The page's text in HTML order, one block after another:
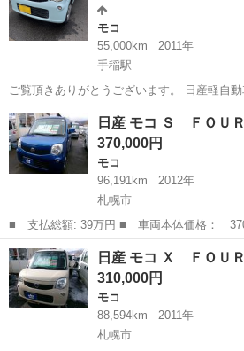
モコ
55,000km
2011年
手稲駅
ご覧頂きありがとうございます。 日産軽自
す。 型式 MG33S 年式 23年式 残車検 令和8年10月ま
北海道 札幌市 手稲駅 走
日産 モコ Ｓ ＦＯＵＲ
370,000円
モコ
96,191km
2012年
札幌市
■ 支払総額: 39万円 ■ 車両本体価格： 370,000 円 ■ メーカー
名： 日産 ■ 車種名： モコ ■ グレー
排気量： 660cc ■ ドア枚数： 5D ■ ミッ
北海道 札幌市 モコ
日産 モコ Ｘ ＦＯＵＲ
310,000円
モコ
88,594km
2011年
札幌市